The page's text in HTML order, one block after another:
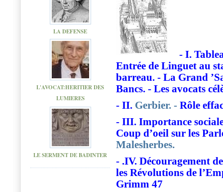
LA DEFENSE
L'AVOCAT:HERITIER DES
LUMIERES
LE SERMENT DE BADINTER
- I.
Entrée de Linguet au
barreau. - La Grand
Bancs. - Les avocats
- II. Gerbier. - Rôle
- III. Importance
Coup d’oeil sur les
Malesherbes.
- .IV. Découragement
les Révolutions de
Grimm 47